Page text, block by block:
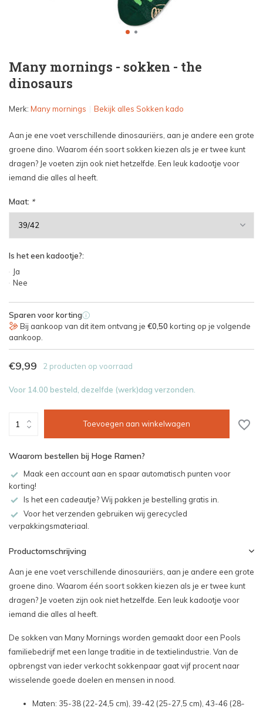
Many mornings - sokken - the
dinosaurs
Merk: Many mornings Bekijk alles Sokken kado
Aan je ene voet verschillende dinosauriërs, aan je andere een grote
groene dino. Waarom één soort sokken kiezen als je er twee kunt
dragen? Je voeten zijn ook niet hetzelfde. Een leuk kadootje voor
iemand die alles al heeft.
Maat: *
Is het een kadootje?:
Ja
Nee
Sparen voor korting i
Bij aankoop van dit item ontvang je €0,50 korting op je volgende
aankoop.
€9,99 2 producten op voorraad
Voor 14.00 besteld, dezelfde (werk)dag verzonden.
Toevoegen aan winkelwagen
Waarom bestellen bij Hoge Ramen?
Maak een account aan en spaar automatisch punten voor
korting!
Is het een cadeautje? Wij pakken je bestelling gratis in.
Voor het verzenden gebruiken wij gerecycled
verpakkingsmateriaal.
Productomschrijving
Aan je ene voet verschillende dinosauriërs, aan je andere een grote
groene dino. Waarom één soort sokken kiezen als je er twee kunt
dragen? Je voeten zijn ook niet hetzelfde. Een leuk kadootje voor
iemand die alles al heeft.
De sokken van Many Mornings worden gemaakt door een Pools
familiebedrijf met een lange traditie in de textielindustrie. Van de
opbrengst van ieder verkocht sokkenpaar gaat vijf procent naar
wisselende goede doelen en mensen in nood.
Maten: 35-38 (22-24,5 cm), 39-42 (25-27,5 cm), 43-46 (28-